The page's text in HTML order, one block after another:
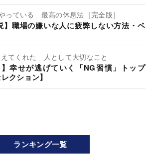
っている 最高の休息法［完全版］
】職場の嫌いな人に疲弊しない方法・ベ
てくれた 人として大切なこと
】幸せが逃げていく「NG習慣」トップ
クション】
ランキング一覧